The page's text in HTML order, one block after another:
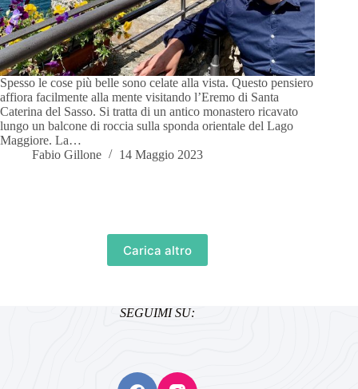
Spesso le cose più belle sono celate alla vista. Questo pensiero
affiora facilmente alla mente visitando l’Eremo di Santa
Caterina del Sasso. Si tratta di un antico monastero ricavato
lungo un balcone di roccia sulla sponda orientale del Lago
Maggiore. La…
Fabio Gillone
14 Maggio 2023
Carica altro
SEGUIMI SU: